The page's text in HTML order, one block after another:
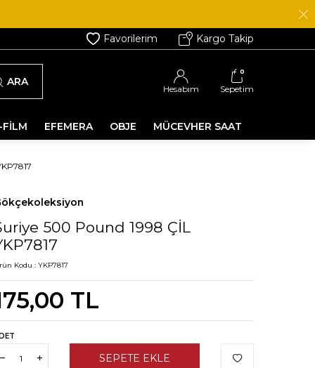
Favorilerim Kargo Takip
ARA
Hesabım
0
Sepetim
EFEMERA OBJE MÜCEVHER SAAT
500 Pound 1998 ÇİL
Kodu : YKP7817
TL
SEPETE EKLE